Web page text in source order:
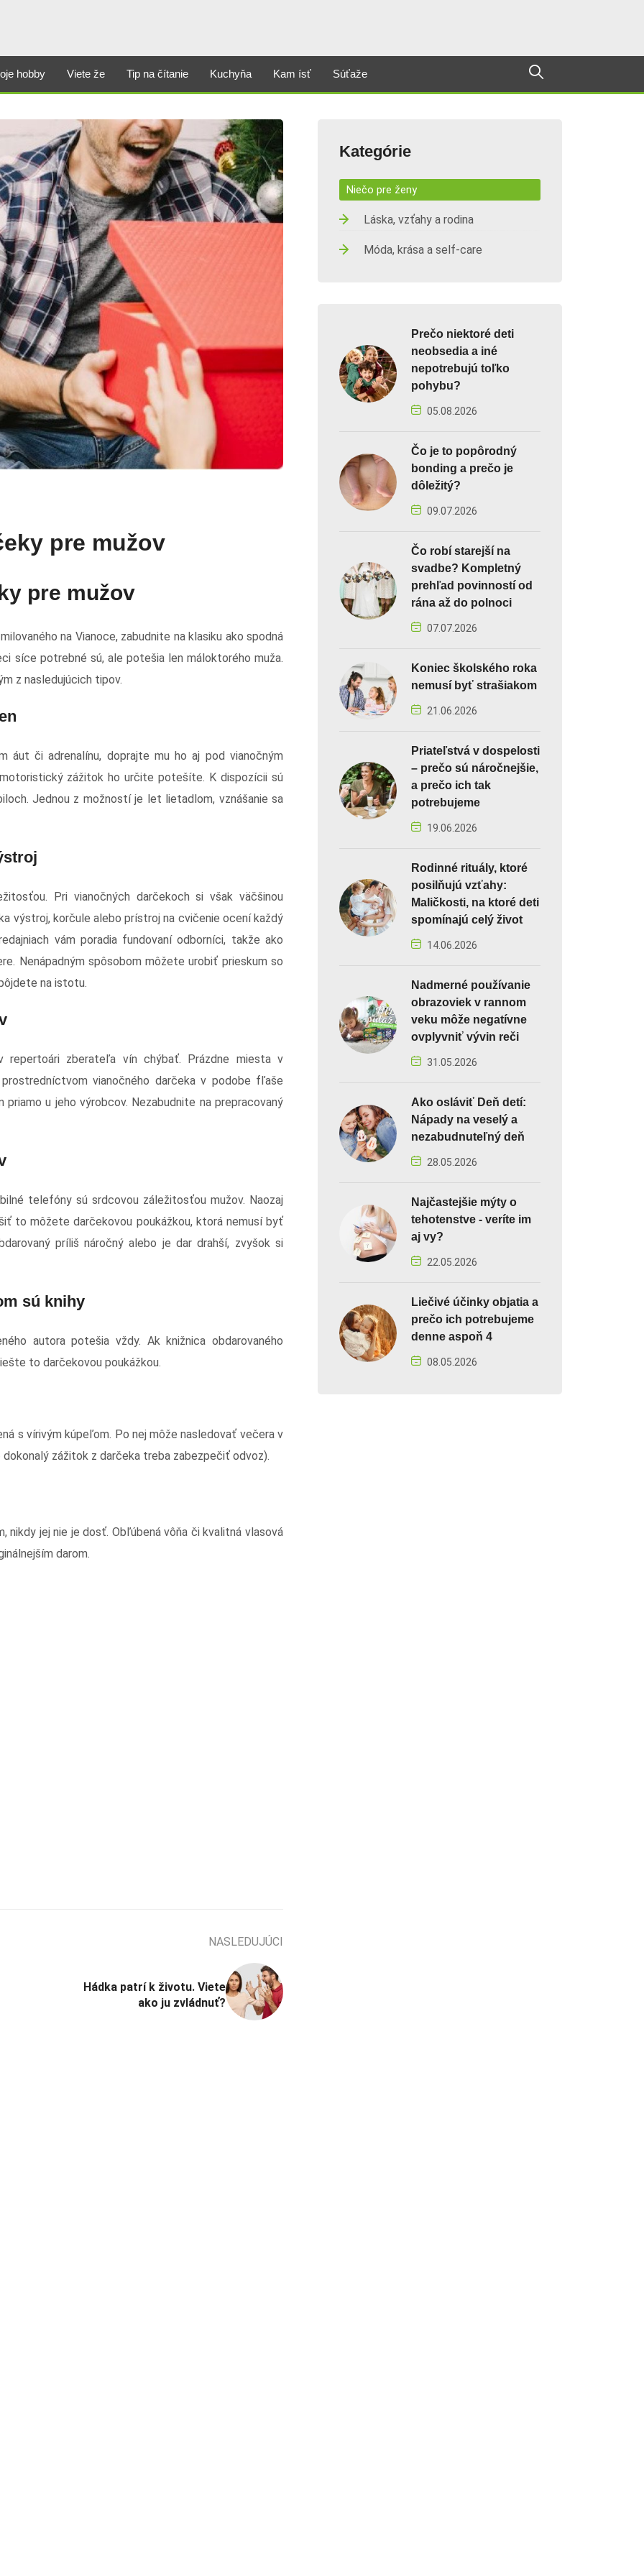
hobby Viete že Tip na čítanie Kuchyňa Kam ísť Súťaže
pre mužov
pre mužov
na Vianoce, zabudnite na klasiku ako spodná
síce potrebné sú, ale potešia len máloktorého muža.
z nasledujúcich tipov.
áut či adrenalínu, doprajte mu ho aj pod vianočným
zážitok ho určite potešíte. K dispozícii sú
Jednou z možností je let lietadlom, vznášanie sa
Pri vianočných darčekoch si však väčšinou
výstroj, korčule alebo prístroj na cvičenie ocení každý
vám poradia fundovaní odborníci, takže ako
Nenápadným spôsobom môžete urobiť prieskum so
na istotu.
repertoári zberateľa vín chýbať. Prázdne miesta v
vianočného darčeka v podobe fľaše
u jeho výrobcov. Nezabudnite na prepracovaný
telefóny sú srdcovou záležitosťou mužov. Naozaj
to môžete darčekovou poukážkou, ktorá nemusí byť
príliš náročný alebo je dar drahší, zvyšok si
sú knihy
autora potešia vždy. Ak knižnica obdarovaného
to darčekovou poukážkou.
s vírivým kúpeľom. Po nej môže nasledovať večera v
zážitok z darčeka treba zabezpečiť odvoz).
nikdy jej nie je dosť. Obľúbená vôňa či kvalitná vlasová
darom.
NASLEDUJÚCI
Hádka patrí k životu. Viete
ako ju zvládnuť?
Kategórie
Niečo pre ženy
Láska, vzťahy a rodina
Móda, krása a self-care
Prečo niektoré deti
neobsedia a iné
nepotrebujú toľko
pohybu?
05.08.2026
Čo je to popôrodný
bonding a prečo je
dôležitý?
09.07.2026
Čo robí starejší na
svadbe? Kompletný
prehľad povinností od
rána až do polnoci
07.07.2026
Koniec školského roka
nemusí byť strašiakom
21.06.2026
Priateľstvá v dospelosti
– prečo sú náročnejšie,
a prečo ich tak
potrebujeme
19.06.2026
Rodinné rituály, ktoré
posilňujú vzťahy:
Maličkosti, na ktoré deti
spomínajú celý život
14.06.2026
Nadmerné používanie
obrazoviek v rannom
veku môže negatívne
ovplyvniť vývin reči
31.05.2026
Ako osláviť Deň detí:
Nápady na veselý a
nezabudnuteľný deň
28.05.2026
Najčastejšie mýty o
tehotenstve - veríte im
aj vy?
22.05.2026
Liečivé účinky objatia a
prečo ich potrebujeme
denne aspoň 4
08.05.2026